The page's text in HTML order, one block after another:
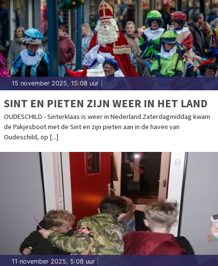
15 november 2025, 15:08 uur
SINT EN PIETEN ZIJN WEER IN HET LAND
OUDESCHILD - Sinterklaas is weer in Nederland.Zaterdagmiddag kwam
de Pakjesboot met de Sint en zijn pieten aan in de haven van
Oudeschild, op [...]
11 november 2025, 5:08 uur